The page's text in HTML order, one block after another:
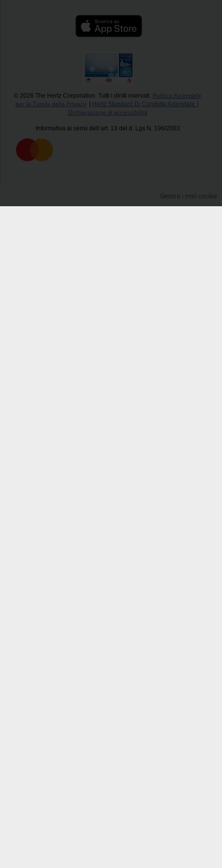
© 2026 The Hertz Corporation. Tutti i diritti riservati. Politica Aziendale
per la Tutela della Privacy
Hertz Standard Di Condotta Aziendale |
Dichiarazione di accessibilità
Informativa ai sensi dell’art. 13 del d. Lgs N. 196/2003
Gestire i miei cookie